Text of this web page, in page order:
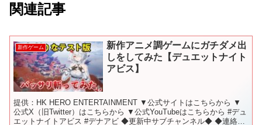
関連記事
新作ゲーム
新作アニメ調ゲームにガチダメ出
しをしてみた【デュエットナイト
アビス】
提供：HK HERO ENTERTAINMENT ▼公式サイトはこちらから ▼
公式X（旧Twitter）はこちらから ▼公式YouTubeはこちらから #デュ
エットナイトアビス #デナアビ ◆更新中サブチャンネル◆ ◆連絡先